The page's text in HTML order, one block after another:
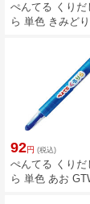
ぺんてる くりだ
ら 単色 きみど
92円 (税込)
ぺんてる くりだ
ら 単色 あお